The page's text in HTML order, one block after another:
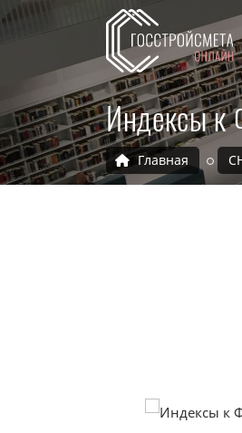
Индексы к
Главная